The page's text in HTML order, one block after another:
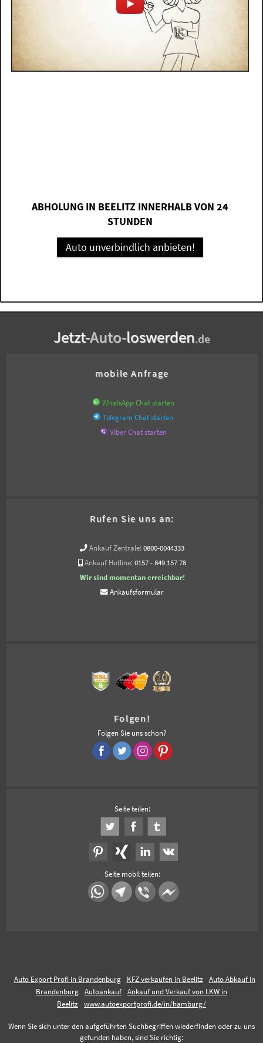
ABHOLUNG IN BEELITZ INNERHALB VON 24
STUNDEN
Auto unverbindlich anbieten!
Jetzt-Auto-loswerden.de
mobile Anfrage
WhatsApp Chat starten
Telegram Chat starten
Viber Chat starten
Rufen Sie uns an:
Ankauf Zentrale: 0800-0044333
Ankauf Hotline: 0157 - 849 157 78
Wir sind momentan erreichbar!
Ankaufsformular
Folgen!
Folgen Sie uns schon?
Seite teilen:
Seite mobil teilen:
Auto Export Profi in Brandenburg KFZ verkaufen in Beelitz
Auto Abkauf in
Brandenburg
Autoankauf
Ankauf und Verkauf von LKW in
Beelitz
www.autoexportprofi.de/in/hamburg/
Wenn Sie sich unter den aufgeführten Suchbegriffen wiederfinden oder zu uns
gefunden haben, sind Sie richtig: